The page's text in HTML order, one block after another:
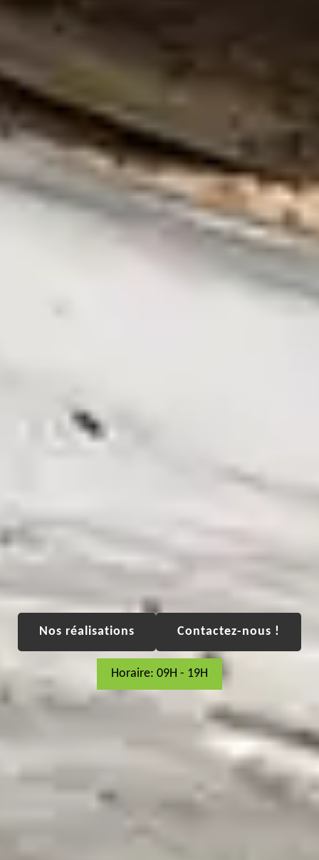
Nos réalisations Contactez-nous !
Horaire: 09H - 19H